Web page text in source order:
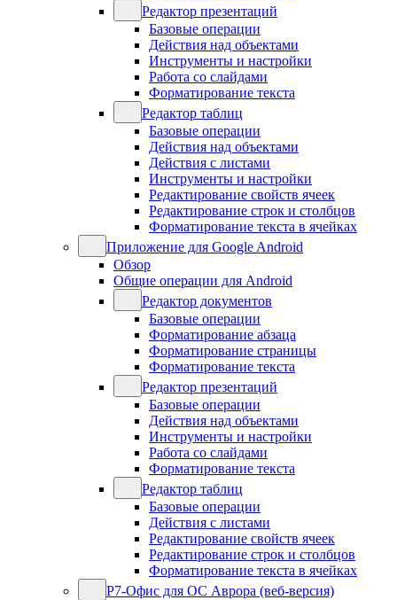
Редактор презентаций
Базовые операции
Действия над объектами
Инструменты и настройки
Работа со слайдами
Форматирование текста
Редактор таблиц
Базовые операции
Действия над объектами
Действия с листами
Инструменты и настройки
Редактирование свойств ячеек
Редактирование строк и столбцов
Форматирование текста в ячейках
Приложение для Google Android
Обзор
Общие операции для Android
Редактор документов
Базовые операции
Форматирование абзаца
Форматирование страницы
Форматирование текста
Редактор презентаций
Базовые операции
Действия над объектами
Инструменты и настройки
Работа со слайдами
Форматирование текста
Редактор таблиц
Базовые операции
Действия с листами
Редактирование свойств ячеек
Редактирование строк и столбцов
Форматирование текста в ячейках
Р7-Офис для ОС Аврора (веб-версия)